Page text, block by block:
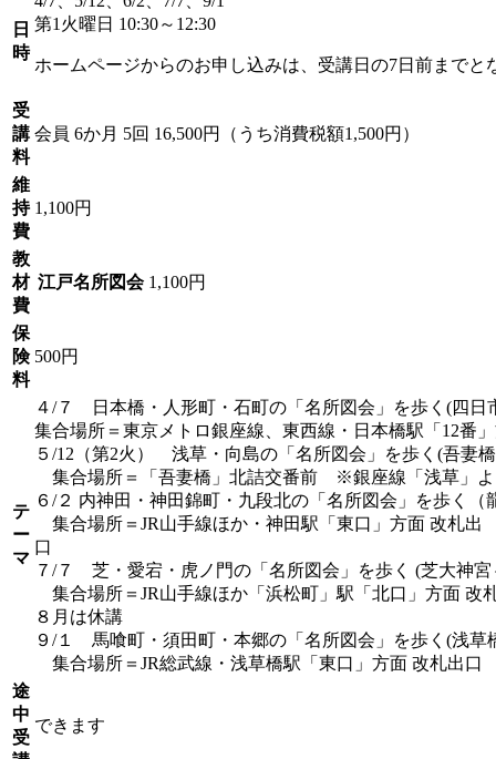
日
時
第1火曜日 10:30～12:30
ホームページからのお申し込みは、受講日の7日前までと
受
講
料
会員 6か月 5回 16,500円（うち消費税額1,500円）
維
持
費
1,100円
教
材
費
江戸名所図会 1,100円
保
険
料
500円
テ
ー
マ
４/７ 日本橋・人形町・石町の「名所図会」を歩く(四日
集合場所＝東京メトロ銀座線、東西線・日本橋駅「12番
５/12（第2火） 浅草・向島の「名所図会」を歩く(吾妻
集合場所＝「吾妻橋」北詰交番前 ※銀座線「浅
６/２ 内神田・神田錦町・九段北の「名所図会」を歩く
集合場所＝JR山手線ほか・神田駅「東口」方面 改札出
７/７ 芝・愛宕・虎ノ門の「名所図会」を歩く (芝大神
集合場所＝JR山手線ほか「浜松町」駅「北口」方面 改
８月は休講
９/１ 馬喰町・須田町・本郷の「名所図会」を歩く(浅草
集合場所＝JR総武線・浅草橋駅「東口」方面 改札出口
途
中
受
できます